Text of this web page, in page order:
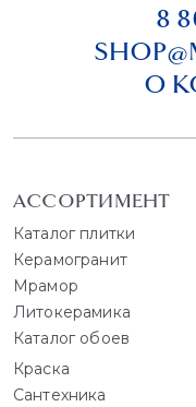
8
О
АССОРТИМЕНТ
Каталог плитки
Керамогранит
Мрамор
Литокерамика
Каталог обоев
Краска
Сантехника